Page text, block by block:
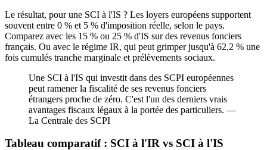
Le résultat, pour une SCI à l'IS ? Les loyers européens supportent
souvent entre 0 % et 5 % d'imposition réelle, selon le pays.
Comparez avec les 15 % ou 25 % d'IS sur des revenus fonciers
français. Ou avec le régime IR, qui peut grimper jusqu'à 62,2 % une
fois cumulés tranche marginale et prélèvements sociaux.
Une SCI à l'IS qui investit dans des SCPI européennes
peut ramener la fiscalité de ses revenus fonciers
étrangers proche de zéro. C'est l'un des derniers vrais
avantages fiscaux légaux à la portée des particuliers. —
La Centrale des SCPI
Tableau comparatif : SCI à l'IR vs SCI à l'IS